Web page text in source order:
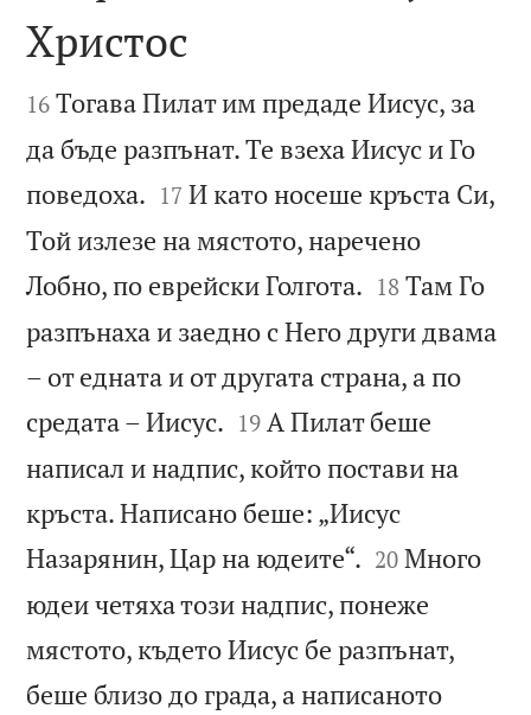

Христос

16 Тогава Пилат им предаде Иисус, за
да бъде разпънат. Те взеха Иисус и Го
поведоха. 

17 И като носеше кръста Си,
Той излезе на мястото, наречено
Лобно, по еврейски Голгота. 

18 Там Го
разпънаха и заедно с Него други двама
– от едната и от другата страна, а по
средата – Иисус. 

19 А Пилат беше
написал и надпис, който постави на
кръста. Написано беше: „Иисус
Назарянин, Цар на юдеите“. 

20 Много
юдеи четяха този надпис, понеже
мястото, където Иисус бе разпънат,
беше близо до града, а написаното